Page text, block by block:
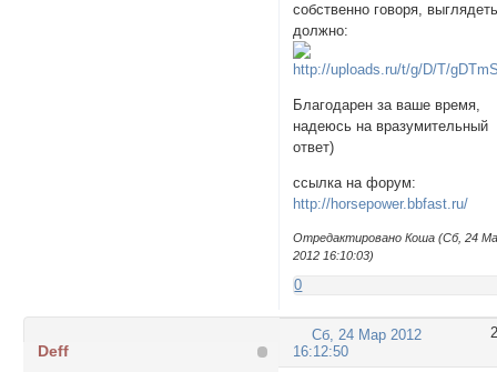
собственно говоря,
должно:
Благодарен за ваше время,
надеюсь на вразумительный
ответ)
ссылка на форум:
http://horsepower.bbfast.ru/
Отредактировано Кoша (Сб, 24
2012 16:10:03)
0
2
Сб, 24 Мар 2012
16:12:50
Deff